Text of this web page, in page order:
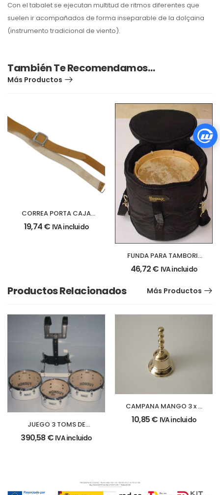
Con el tabalet se ejecutan multitud de ritmos diferentes que
suelen ir acompañados de forma inseparable de la dolçaina
(instrumento tradicional de viento).
También Te Recomendamos…
Más Productos
CORREA PORTA CAJA
(natural)
19,74€ IVA incluido
FUNDA PARA TAMBORIL
Y TABALET DE 25×25
(10″X10″)cm.
46,72€ IVA incluido
Productos Relacionados Más Productos
JUEGO 3 TOMS DE
MARCHA
390,58€ IVA incluido
CAMPANA MANGO 3 x 6
10,85€ IVA incluido